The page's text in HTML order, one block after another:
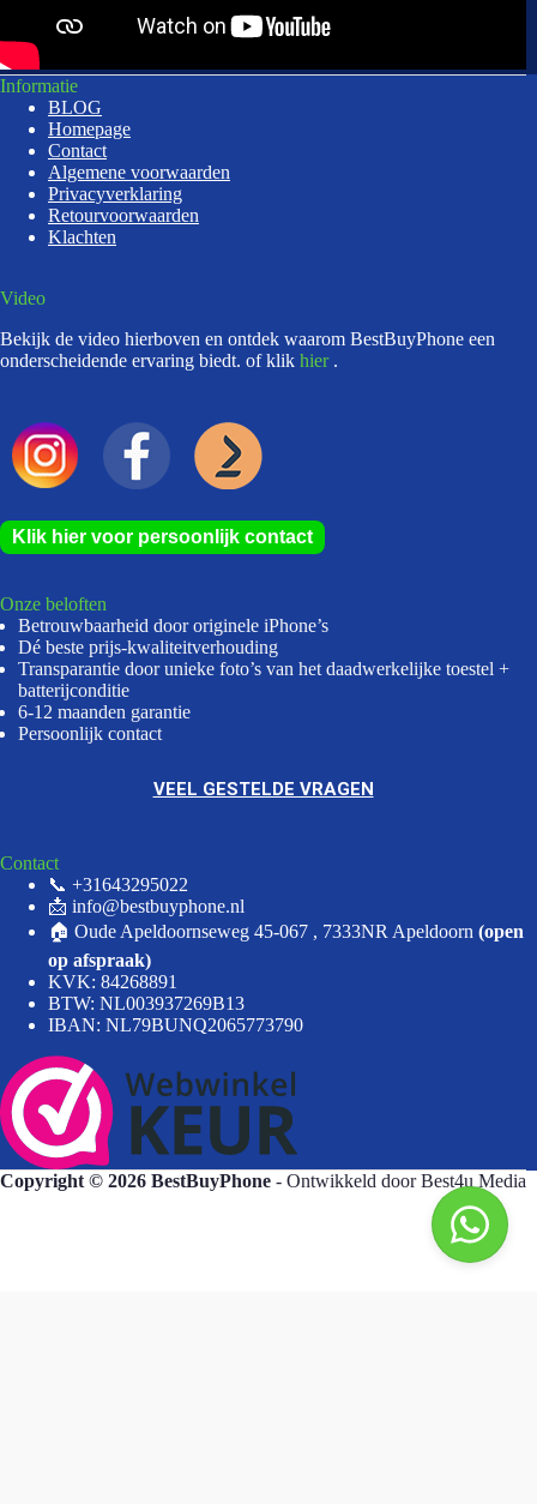
Informatie
BLOG
Homepage
Contact
Algemene voorwaarden
Privacyverklaring
Retourvoorwaarden
Klachten
Video
Bekijk de video hierboven en ontdek waarom BestBuyPhone een
onderscheidende ervaring biedt. of klik hier .
Klik hier voor persoonlijk contact
Onze beloften
Betrouwbaarheid door originele iPhone’s
Dé beste prijs-kwaliteitverhouding
Transparantie door unieke foto’s van het daadwerkelijke toestel +
batterijconditie
6-12 maanden garantie
Persoonlijk contact
VEEL GESTELDE VRAGEN
Contact
📞 +31643295022
📩 info@bestbuyphone.nl
🏠 Oude Apeldoornseweg 45-067 , 7333NR Apeldoorn (open
op afspraak)
KVK: 84268891
BTW: NL003937269B13
IBAN: NL79BUNQ2065773790
Copyright © 2026 BestBuyPhone - Ontwikkeld doorBest4u Media